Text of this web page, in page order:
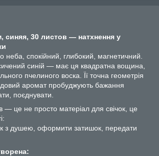
синяя, 30 листов — натхнення у
неба, спокійний, глибокий, магнетичний.
синій — має ця квадратна вощина,
пчелиного воска. Її точна геометрія
аромат пробуджують бажання
поєднувати.
— це не просто матеріал для свічок, це
з душею, оформити затишок, передати